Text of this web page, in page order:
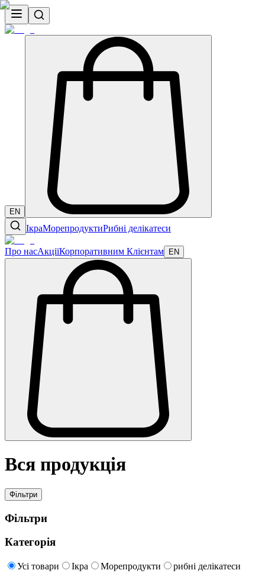
EN
ІкраМорепродуктиРибні делікатеси
Про насАкціїКорпоративним Клієнтам EN
Вся продукція
Фільтри
Фільтри
Категорія
Усі товари Ікра Морепродукти рибні делікатеси